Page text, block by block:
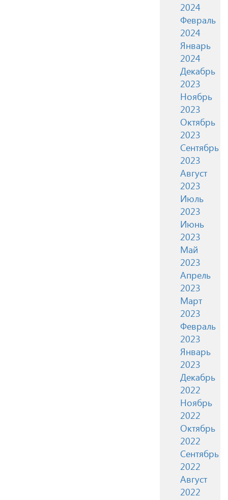
2024
Февраль
2024
Январь
2024
Декабрь
2023
Ноябрь
2023
Октябрь
2023
Сентябрь
2023
Август
2023
Июль
2023
Июнь
2023
Май
2023
Апрель
2023
Март
2023
Февраль
2023
Январь
2023
Декабрь
2022
Ноябрь
2022
Октябрь
2022
Сентябрь
2022
Август
2022